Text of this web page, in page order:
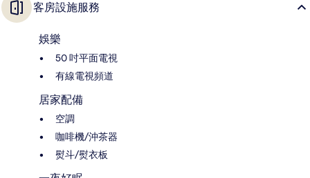
客房設施服務
娛樂
50 吋平面電視
有線電視頻道
居家配備
空調
咖啡機/沖茶器
熨斗/熨衣板